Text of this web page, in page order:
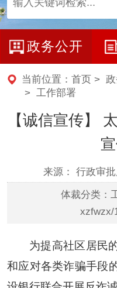
政务公开
当前位置： 首页 >
> 工作部署
【诚信宣传】
来源： 行政审
体裁分类：
xzfwzx/
为提高社区居民
和应对各类诈骗手段